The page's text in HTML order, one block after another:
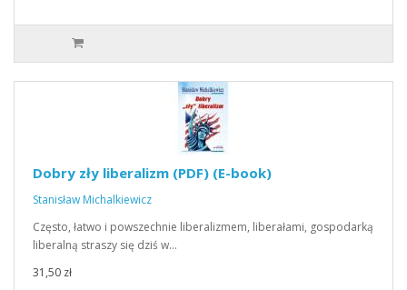
Dobry zły liberalizm (PDF) (E-book)
Stanisław Michalkiewicz
Często, łatwo i powszechnie liberalizmem, liberałami, gospodarką
liberalną straszy się dziś w…
31,50 zł